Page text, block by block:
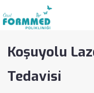
Koşuyolu
Tedavisi